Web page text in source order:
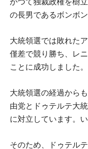
の長男であるボンボ
大統領選では敗れた
僅差で競り勝ち、レ
ことに成功しました。
大統領選の経過から
由党とドゥテルテ大
に対立しています。
そのため、ドゥテル